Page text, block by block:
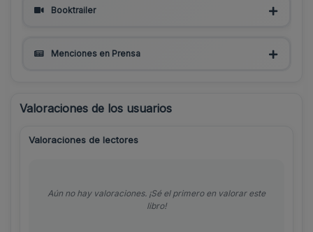
Booktrailer
Menciones en Prensa
Valoraciones de los usuarios
Valoraciones de lectores
Aún no hay valoraciones. ¡Sé el primero en valorar este
libro!